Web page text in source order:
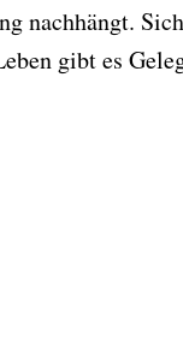
nachhängt.
gibt es